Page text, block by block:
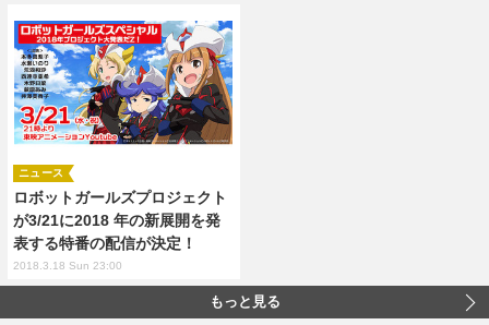
ロボットガールズプロジェクト
が3/21に2018 年の新展開を発
表する特番の配信が決定！
ニュース
2018.3.18 Sun 23:00
もっと見る